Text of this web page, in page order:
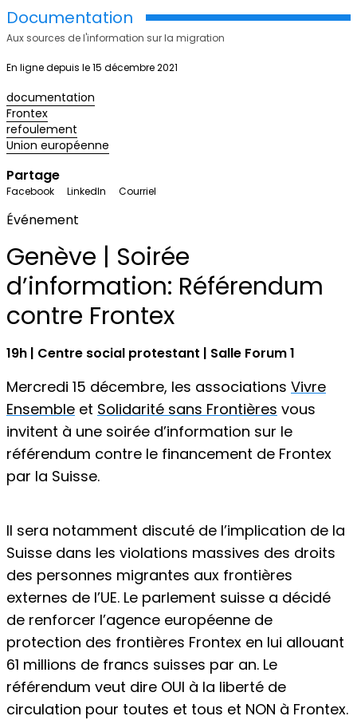
Documentation
Aux sources de l'information sur la migration
En ligne depuis le 15 décembre 2021
documentation
Frontex
refoulement
Union européenne
Partage
Facebook LinkedIn Courriel
Événement
Genève | Soirée
d’information: Référendum
contre Frontex
19h | Centre social protestant | Salle Forum 1
Mercredi 15 décembre, les associations Vivre
Ensemble et Solidarité sans Frontières vous
invitent à une soirée d’information sur le
référendum contre le financement de Frontex
par la Suisse.
Il sera notamment discuté de l’implication de la
Suisse dans les violations massives des droits
des personnes migrantes aux frontières
externes de l’UE. Le parlement suisse a décidé
de renforcer l’agence européenne de
protection des frontières Frontex en lui allouant
61 millions de francs suisses par an. Le
référendum veut dire OUI à la liberté de
circulation pour toutes et tous et NON à Frontex.